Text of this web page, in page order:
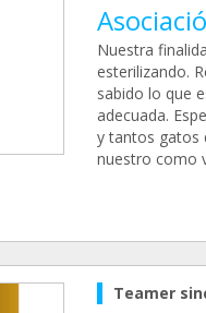
Nuestra
esterilizando.
sabido lo que
adecuada.
y tantos gatos
nuestro como
Teamer